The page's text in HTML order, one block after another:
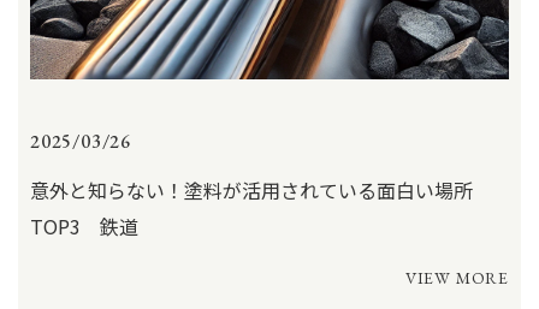
2025/03/26
意外と知らない！塗料が活用されている面白い場所
TOP3 鉄道
VIEW MORE